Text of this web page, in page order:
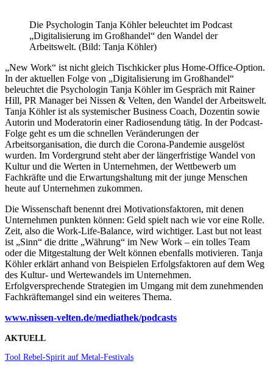
Die Psychologin Tanja Köhler beleuchtet im Podcast
„Digitalisierung im Großhandel“ den Wandel der
Arbeitswelt. (Bild: Tanja Köhler)
„New Work“ ist nicht gleich Tischkicker plus Home-Office-Option.
In der aktuellen Folge von „Digitalisierung im Großhandel“
beleuchtet die Psychologin Tanja Köhler im Gespräch mit Rainer
Hill, PR Manager bei Nissen & Velten, den Wandel der Arbeitswelt.
Tanja Köhler ist als systemischer Business Coach, Dozentin sowie
Autorin und Moderatorin einer Radiosendung tätig. In der Podcast-
Folge geht es um die schnellen Veränderungen der
Arbeitsorganisation, die durch die Corona-Pandemie ausgelöst
wurden. Im Vordergrund steht aber der längerfristige Wandel von
Kultur und die Werten in Unternehmen, der Wettbewerb um
Fachkräfte und die Erwartungshaltung mit der junge Menschen
heute auf Unternehmen zukommen.
Die Wissenschaft benennt drei Motivationsfaktoren, mit denen
Unternehmen punkten können: Geld spielt nach wie vor eine Rolle.
Zeit, also die Work-Life-Balance, wird wichtiger. Last but not least
ist „Sinn“ die dritte „Währung“ im New Work – ein tolles Team
oder die Mitgestaltung der Welt können ebenfalls motivieren. Tanja
Köhler erklärt anhand von Beispielen Erfolgsfaktoren auf dem Weg
des Kultur- und Wertewandels im Unternehmen.
Erfolgversprechende Strategien im Umgang mit dem zunehmenden
Fachkräftemangel sind ein weiteres Thema.
www.nissen-velten.de/mediathek/podcasts
AKTUELL
Tool Rebel-Spirit auf Metal-Festivals